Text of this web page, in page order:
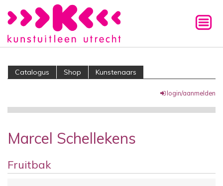
Catalogus Shop Kunstenaars
login/aanmelden
Marcel Schellekens
Fruitbak